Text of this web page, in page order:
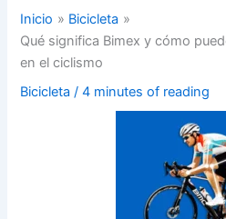
Inicio
Bicicleta
Qué significa Bimex y cómo
en el ciclismo
Bicicleta /4 minutes of reading